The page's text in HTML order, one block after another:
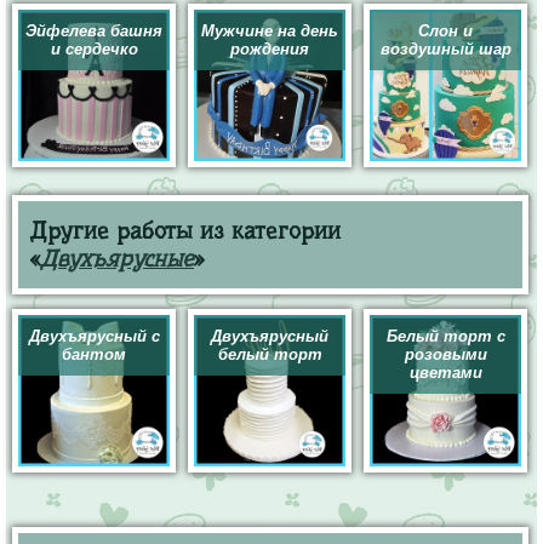
Эйфелева башня
и сердечко
Мужчине на день
рождения
Слон и
воздушный шар
Другие работы из категории
«Двухъярусные»
Двухъярусный с
бантом
Двухъярусный
белый торт
Белый торт с
розовыми
цветами